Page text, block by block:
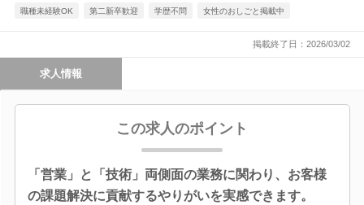
職種未経験OK 第二新卒歓迎 学歴不問 女性のおしごと掲載中
掲載終了日：2026/03/02
求人情報
この求人のポイント
「営業」と「技術」両側面の業務に関わり、お客様
の課題解決に貢献するやりがいを実感できます。